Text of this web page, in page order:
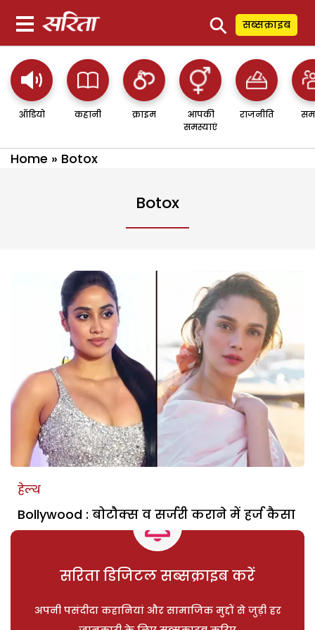
⚲ सब्सक्राइब
ऑडियो कहानी क्राइम
आपकी
समस्याएं
राजनीति
Home » Botox
Botox
हेल्थ
Bollywood : बोटौक्स व सर्जरी कराने में हर्ज कैसा
सरिता डिजिटल सब्सक्राइब करें
अपनी पसंदीदा कहानियां और सामाजिक मुद्दों से जुड़ी हर